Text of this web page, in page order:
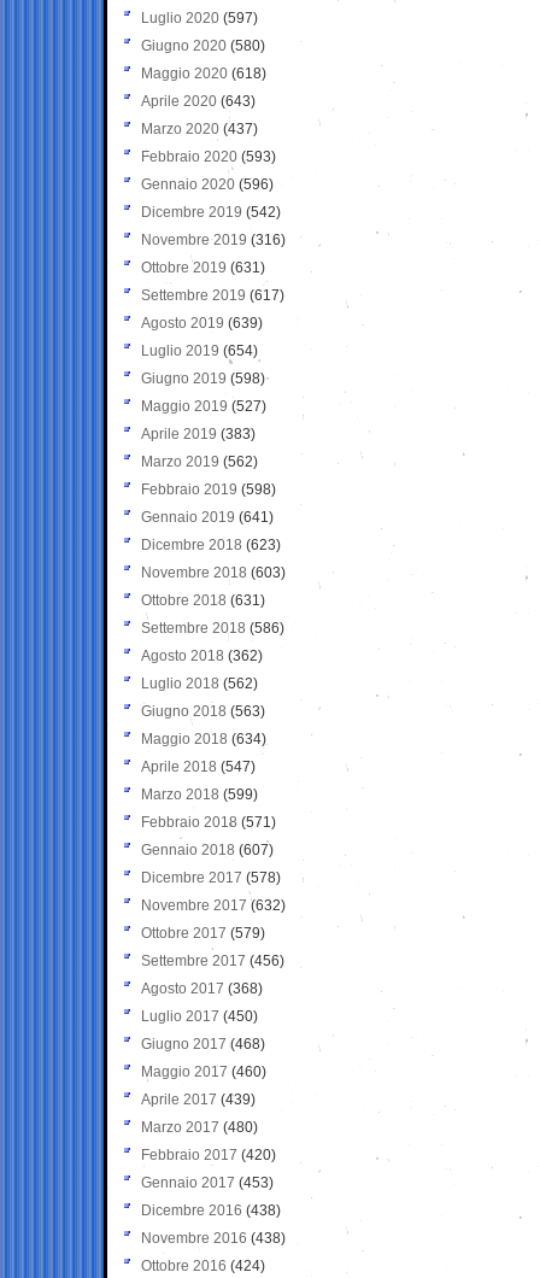
Luglio 2020 (597)
Giugno 2020 (580)
Maggio 2020 (618)
Aprile 2020 (643)
Marzo 2020 (437)
Febbraio 2020 (593)
Gennaio 2020 (596)
Dicembre 2019 (542)
Novembre 2019 (316)
Ottobre 2019 (631)
Settembre 2019 (617)
Agosto 2019 (639)
Luglio 2019 (654)
Giugno 2019 (598)
Maggio 2019 (527)
Aprile 2019 (383)
Marzo 2019 (562)
Febbraio 2019 (598)
Gennaio 2019 (641)
Dicembre 2018 (623)
Novembre 2018 (603)
Ottobre 2018 (631)
Settembre 2018 (586)
Agosto 2018 (362)
Luglio 2018 (562)
Giugno 2018 (563)
Maggio 2018 (634)
Aprile 2018 (547)
Marzo 2018 (599)
Febbraio 2018 (571)
Gennaio 2018 (607)
Dicembre 2017 (578)
Novembre 2017 (632)
Ottobre 2017 (579)
Settembre 2017 (456)
Agosto 2017 (368)
Luglio 2017 (450)
Giugno 2017 (468)
Maggio 2017 (460)
Aprile 2017 (439)
Marzo 2017 (480)
Febbraio 2017 (420)
Gennaio 2017 (453)
Dicembre 2016 (438)
Novembre 2016 (438)
Ottobre 2016 (424)